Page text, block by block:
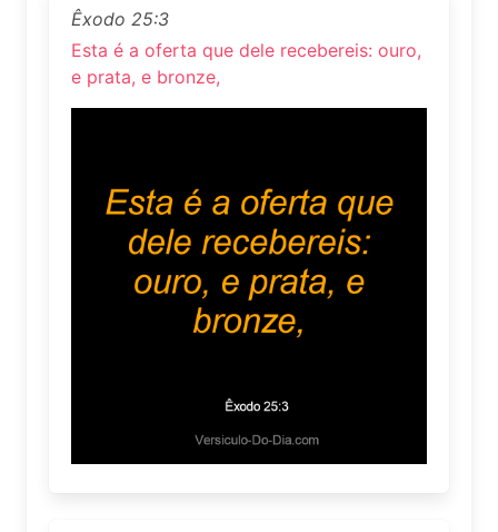
Êxodo 25:3
Esta é a oferta que dele recebereis: ouro,
e prata, e bronze,